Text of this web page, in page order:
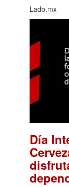
Lado.mx
Día